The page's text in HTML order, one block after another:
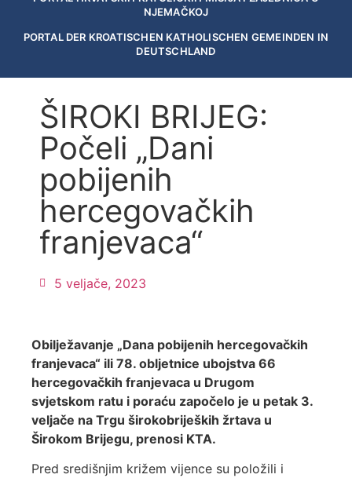
NJEMAČKOJ
PORTAL DER KROATISCHEN KATHOLISCHEN GEMEINDEN IN
DEUTSCHLAND
ŠIROKI BRIJEG:
Počeli „Dani
pobijenih
hercegovačkih
franjevaca“
5 veljače, 2023
Obilježavanje „Dana pobijenih hercegovačkih
franjevaca“ ili 78. obljetnice ubojstva 66
hercegovačkih franjevaca u Drugom
svjetskom ratu i poraću započelo je u petak 3.
veljače na Trgu širokobrijeških žrtava u
Širokom Brijegu, prenosi KTA.
Pred središnjim križem vijence su položili i